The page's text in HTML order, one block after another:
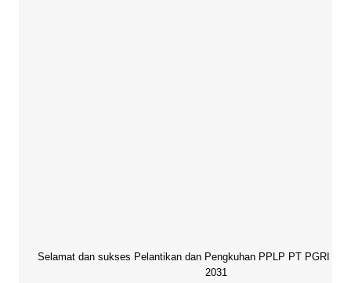
Selamat dan sukses Pelantikan dan Pengkuhan PPLP PT PGRI
2031